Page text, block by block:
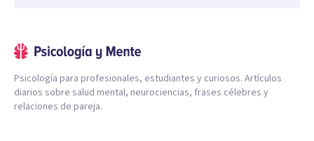
Psicología para profesionales, estudiantes y curiosos. Artículos
diarios sobre salud mental, neurociencias, frases célebres y
relaciones de pareja.